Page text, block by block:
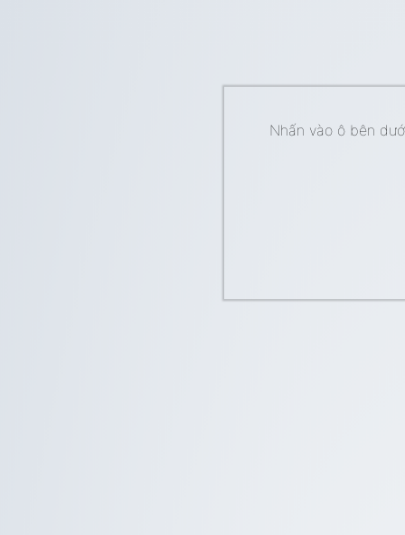
Nhấn vào ô bên